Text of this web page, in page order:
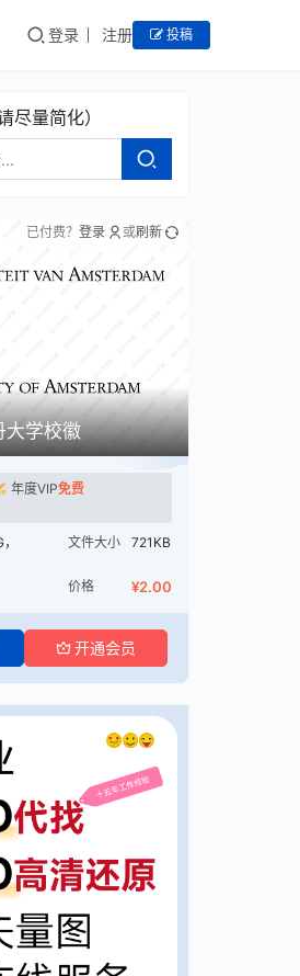
登录 注册 投稿
尽量简化）
大学校徽
年度VIP免费
文件大小 721KB
价格 ¥2.00
开通会员
已付费？ 登录 或刷新